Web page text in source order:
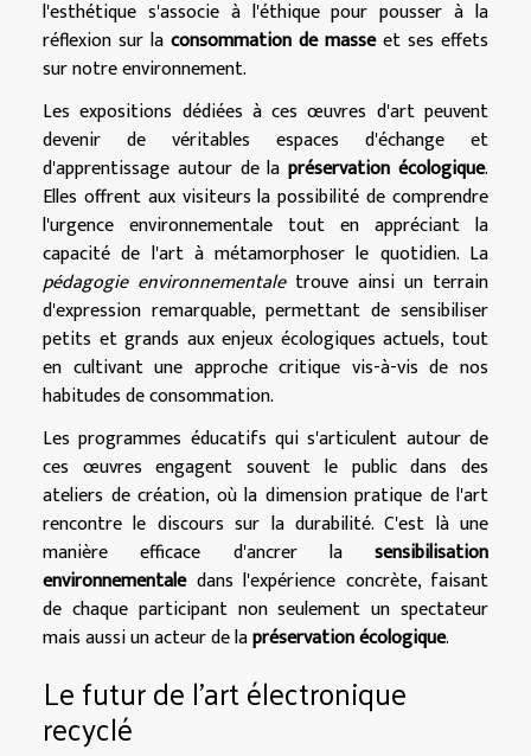
l'esthétique s'associe à l'éthique pour pousser à la
réflexion sur la consommation de masseet ses effets
sur notre environnement.
Les expositions dédiées à ces œuvres d'art peuvent
devenir de véritables espaces d'échange et
d'apprentissage autour de lapréservation écologique.
Elles offrent aux visiteurs la possibilité de comprendre
l'urgence environnementale tout en appréciant la
capacité de l'art à métamorphoser le quotidien. La
pédagogie environnementaletrouve ainsi un terrain
d'expression remarquable, permettant de sensibiliser
petits et grands aux enjeux écologiques actuels, tout
en cultivant une approche critique vis-à-vis de nos
habitudes de consommation.
Les programmes éducatifs qui s'articulent autour de
ces œuvres engagent souvent le public dans des
ateliers de création, où la dimension pratique de l'art
rencontre le discours sur la durabilité. C'est là une
manière efficace d'ancrer la sensibilisation
environnementaledans l'expérience concrète, faisant
de chaque participant non seulement un spectateur
mais aussi un acteur de lapréservation écologique.
Le futur de l'art électronique
recyclé